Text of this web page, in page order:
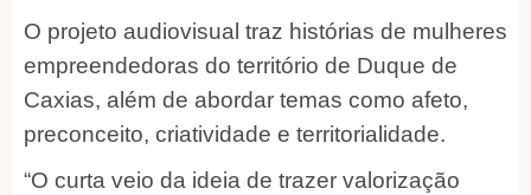
O projeto audiovisual traz histórias de mulheres
empreendedoras do território de Duque de
Caxias, além de abordar temas como afeto,
preconceito, criatividade e territorialidade.
“O curta veio da ideia de trazer valorização